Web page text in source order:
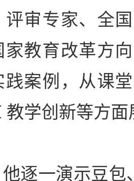
评审专家、全
教育改革方
践案例，从课
教学创新等方
逐一演示豆包